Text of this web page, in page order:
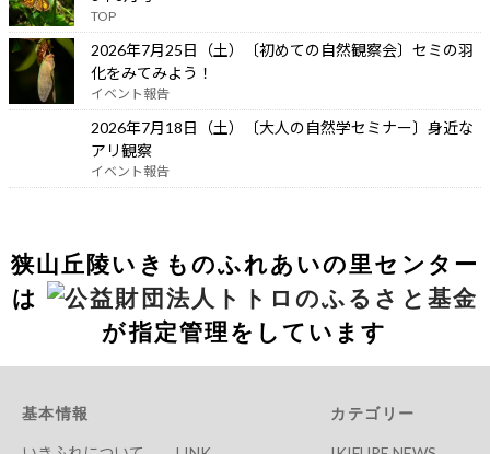
TOP
2026年7月25日（土）〔初めての自然観察会〕セミの羽
化をみてみよう！
イベント報告
2026年7月18日（土）〔大人の自然学セミナー〕身近な
アリ観察
イベント報告
狭山丘陵いきものふれあいの里センター
は
が指定管理をしています
基本情報 カテゴリー